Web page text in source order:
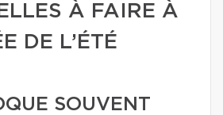
À FAIRE À
DE L’ÉTÉ
SOUVENT